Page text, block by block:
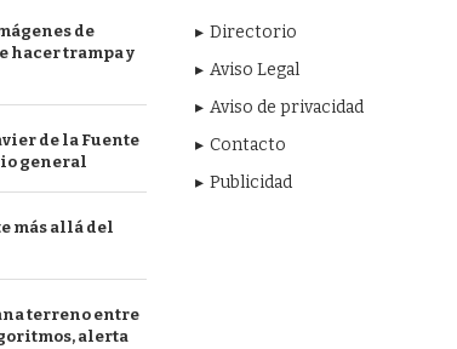
de
hacer trampa y
de la Fuente
general
más allá del
terreno entre
alerta
Directorio
Aviso Legal
Aviso de privacidad
Contacto
Publicidad